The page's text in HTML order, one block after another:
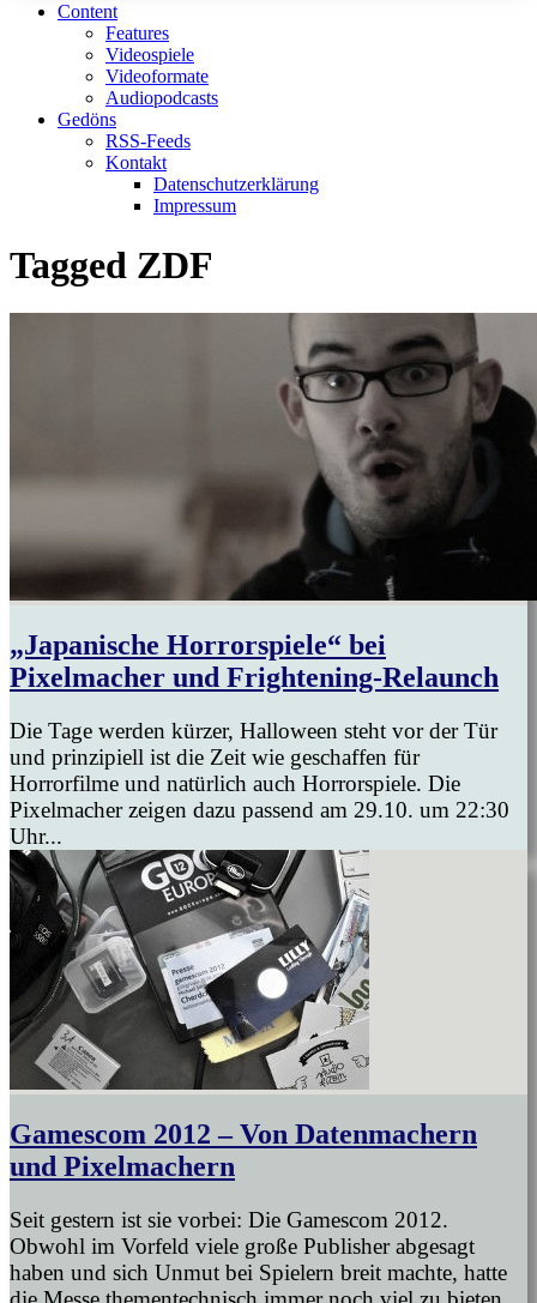
Content
Features
Videospiele
Videoformate
Audiopodcasts
Gedöns
RSS-Feeds
Kontakt
Datenschutzerklärung
Impressum
Tagged ZDF
„Japanische Horrorspiele“ bei
Pixelmacher und Frightening-Relaunch
Die Tage werden kürzer, Halloween steht vor der Tür
und prinzipiell ist die Zeit wie geschaffen für
Horrorfilme und natürlich auch Horrorspiele. Die
Pixelmacher zeigen dazu passend am 29.10. um 22:30
Uhr...
Gamescom 2012 – Von Datenmachern
und Pixelmachern
Seit gestern ist sie vorbei: Die Gamescom 2012.
Obwohl im Vorfeld viele große Publisher abgesagt
haben und sich Unmut bei Spielern breit machte, hatte